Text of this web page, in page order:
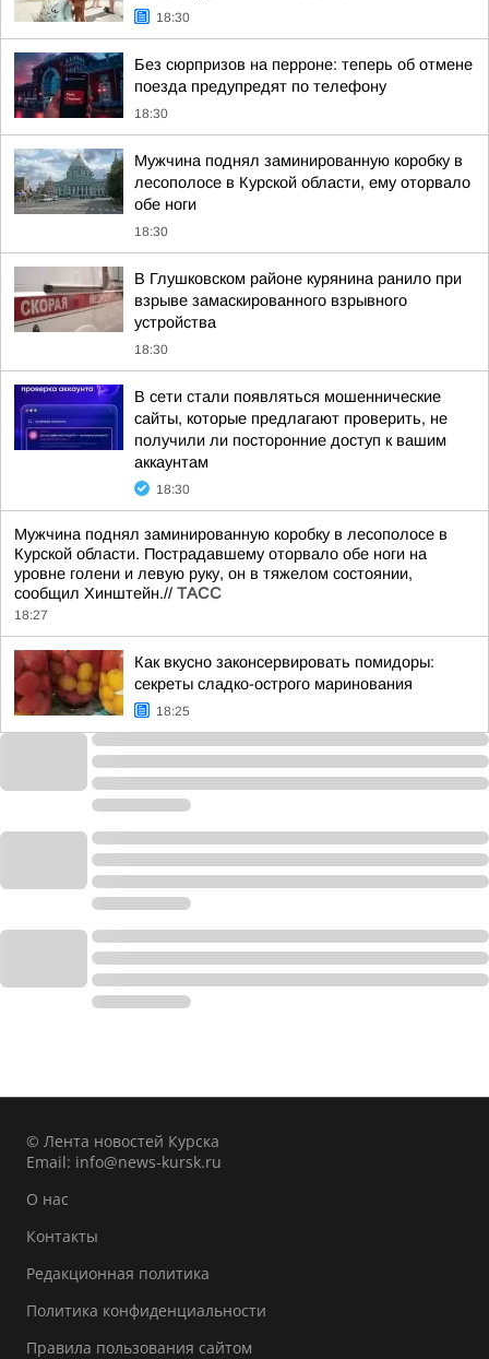
18:30
Без сюрпризов на перроне: теперь об отмене
поезда предупредят по телефону
18:30
Мужчина поднял заминированную коробку в
лесополосе в Курской области, ему оторвало
обе ноги
18:30
В Глушковском районе курянина ранило при
взрыве замаскированного взрывного
устройства
18:30
В сети стали появляться мошеннические
сайты, которые предлагают проверить, не
получили ли посторонние доступ к вашим
аккаунтам
18:30
Мужчина поднял заминированную коробку в лесополосе в
Курской области. Пострадавшему оторвало обе ноги на
уровне голени и левую руку, он в тяжелом состоянии,
сообщил Хинштейн.// ТАСС
18:27
Как вкусно законсервировать помидоры:
секреты сладко-острого маринования
18:25
© Лента новостей Курска
Email: info@news-kursk.ru
О нас
Контакты
Редакционная политика
Политика конфиденциальности
Правила пользования сайтом